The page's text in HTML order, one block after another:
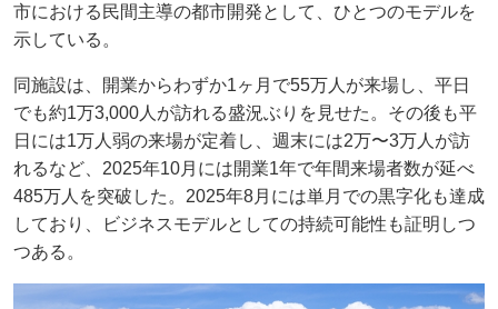
市における民間主導の都市開発として、ひとつのモデルを
示している。
同施設は、開業からわずか1ヶ月で55万人が来場し、平日
でも約1万3,000人が訪れる盛況ぶりを見せた。その後も平
日には1万人弱の来場が定着し、週末には2万〜3万人が訪
れるなど、2025年10月には開業1年で年間来場者数が延べ
485万人を突破した。2025年8月には単月での黒字化も達成
しており、ビジネスモデルとしての持続可能性も証明しつ
つある。